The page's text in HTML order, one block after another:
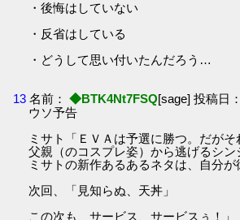
・後悔はしていない
・反省はしている
・どうして思い付いたんだろう…
13 名前： ◆BTK4Nt7FSQ[sage] 投稿日
ウソ予告
ミサト「ＥＶＡは予選に勝つ。だが
父親（のコスプレ姿）から逃げるシン
ミサトの新作あるあるネタは、自分が
次回、「見知らぬ、天丼」
この次も、サービス、サービスぅ！」